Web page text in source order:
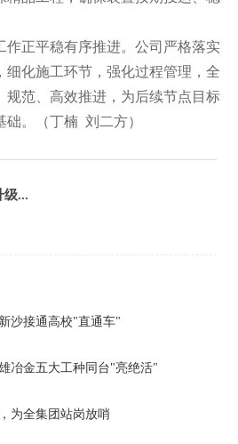
正平稳有序推进。公司严格落实
细化施工环节，强化过程管理，全
规范、高效推进，为后续节点目标
础。（丁楠 刘二方）
级...
沙接通高校"直通车"
冶金五大工种同台"亮绝活"
为全集团站岗放哨